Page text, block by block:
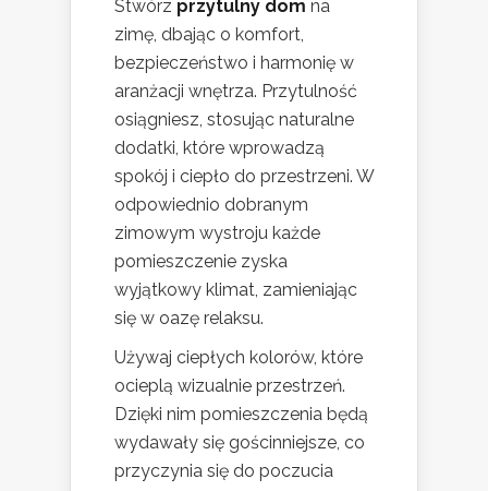
Stwórz przytulny dom na
zimę, dbając o komfort,
bezpieczeństwo i harmonię w
aranżacji wnętrza. Przytulność
osiągniesz, stosując naturalne
dodatki, które wprowadzą
spokój i ciepło do przestrzeni. W
odpowiednio dobranym
zimowym wystroju każde
pomieszczenie zyska
wyjątkowy klimat, zamieniając
się w oazę relaksu.
Używaj ciepłych kolorów, które
ocieplą wizualnie przestrzeń.
Dzięki nim pomieszczenia będą
wydawały się gościnniejsze, co
przyczynia się do poczucia